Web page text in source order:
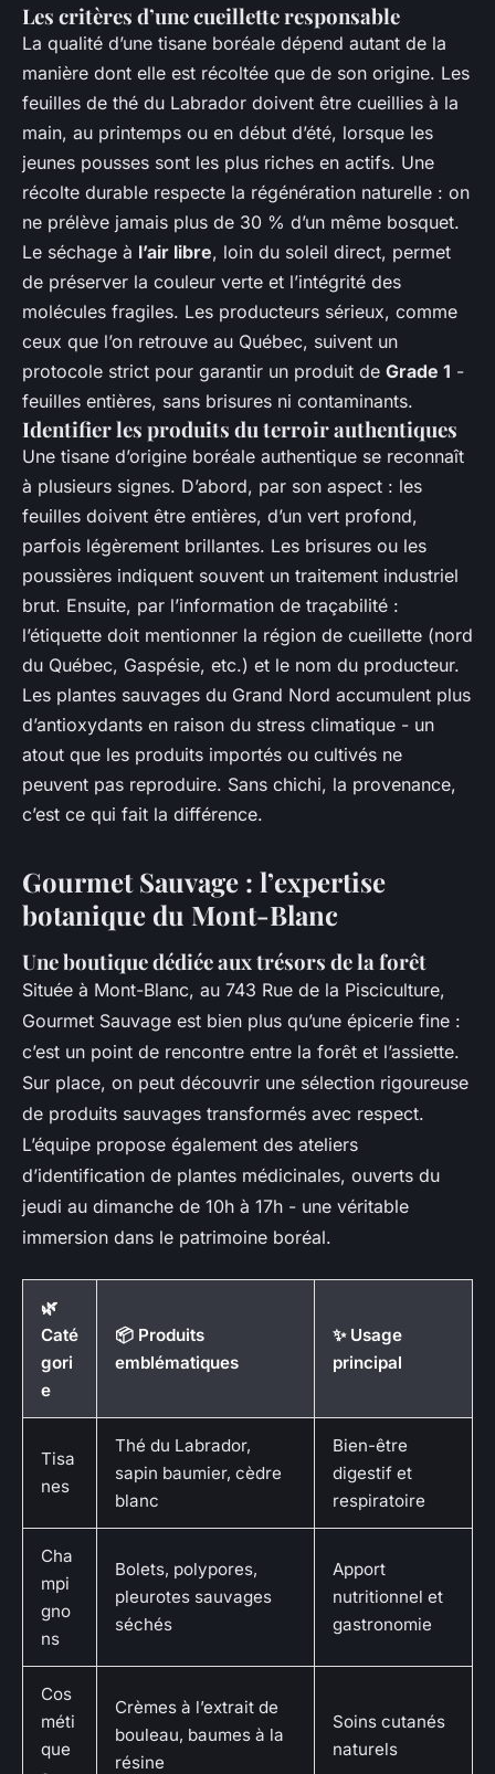
Les critères d’une cueillette responsable
La qualité d’une tisane boréale dépend autant de la
manière dont elle est récoltée que de son origine. Les
feuilles de thé du Labrador doivent être cueillies à la
main, au printemps ou en début d’été, lorsque les
jeunes pousses sont les plus riches en actifs. Une
récolte durable respecte la régénération naturelle : on
ne prélève jamais plus de 30 % d’un même bosquet.
Le séchage à l’air libre, loin du soleil direct, permet
de préserver la couleur verte et l’intégrité des
molécules fragiles. Les producteurs sérieux, comme
ceux que l’on retrouve au Québec, suivent un
protocole strict pour garantir un produit de Grade 1 -
feuilles entières, sans brisures ni contaminants.
Identifier les produits du terroir authentiques
Une tisane d’origine boréale authentique se reconnaît
à plusieurs signes. D’abord, par son aspect : les
feuilles doivent être entières, d’un vert profond,
parfois légèrement brillantes. Les brisures ou les
poussières indiquent souvent un traitement industriel
brut. Ensuite, par l’information de traçabilité :
l’étiquette doit mentionner la région de cueillette (nord
du Québec, Gaspésie, etc.) et le nom du producteur.
Les plantes sauvages du Grand Nord accumulent plus
d’antioxydants en raison du stress climatique - un
atout que les produits importés ou cultivés ne
peuvent pas reproduire. Sans chichi, la provenance,
c’est ce qui fait la différence.
Gourmet Sauvage : l’expertise
botanique du Mont-Blanc
Une boutique dédiée aux trésors de la forêt
Située à Mont-Blanc, au 743 Rue de la Pisciculture,
Gourmet Sauvage est bien plus qu’une épicerie fine :
c’est un point de rencontre entre la forêt et l’assiette.
Sur place, on peut découvrir une sélection rigoureuse
de produits sauvages transformés avec respect.
L’équipe propose également des ateliers
d’identification de plantes médicinales, ouverts du
jeudi au dimanche de 10h à 17h - une véritable
immersion dans le patrimoine boréal.
🌿
Caté
gori
e
📦 Produits
emblématiques
✨ Usage
principal
Tisa
nes
Thé du Labrador,
sapin baumier, cèdre
blanc
Bien-être
digestif et
respiratoire
Cha
mpi
gno
ns
Bolets, polypores,
pleurotes sauvages
séchés
Apport
nutritionnel et
gastronomie
Cos
méti
que
Crèmes à l’extrait de
bouleau, baumes à la
résine
Soins cutanés
naturels